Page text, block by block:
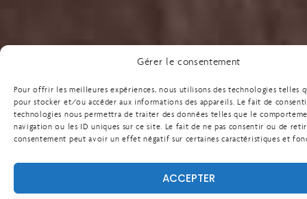
Gérer le consentement
Pour offrir les meilleures expériences, nous utilisons des technologies telles
pour stocker et/ou accéder aux informations des appareils. Le fait de
technologies nous permettra de traiter des données telles que le
navigation ou les ID uniques sur ce site. Le fait de ne pas consentir ou de
consentement peut avoir un effet négatif sur certaines caractéristiques et
ACCEPTER